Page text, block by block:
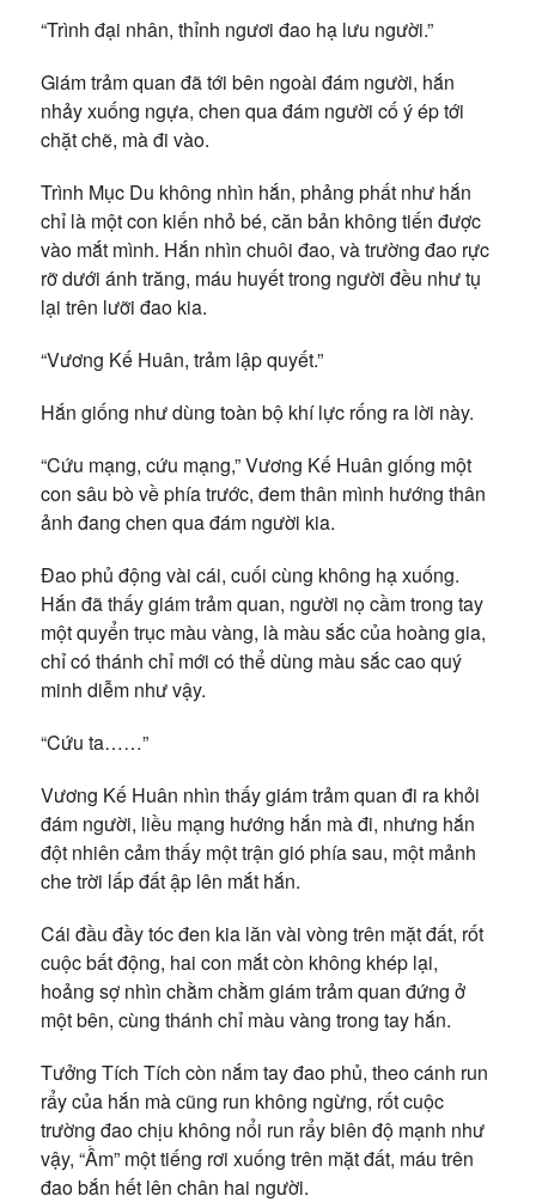
“Trình đại nhân, thỉnh ngươi đao hạ lưu người.”
Giám trảm quan đã tới bên ngoài đám người, hắn
nhảy xuống ngựa, chen qua đám người cố ý ép tới
chặt chẽ, mà đi vào.
Trình Mục Du không nhìn hắn, phảng phất như hắn
chỉ là một con kiến nhỏ bé, căn bản không tiến được
vào mắt mình. Hắn nhìn chuôi đao, và trường đao rực
rỡ dưới ánh trăng, máu huyết trong người đều như tụ
lại trên lưỡi đao kia.
“Vương Kế Huân, trảm lập quyết.”
Hắn giống như dùng toàn bộ khí lực rống ra lời này.
“Cứu mạng, cứu mạng,” Vương Kế Huân giống một
con sâu bò về phía trước, đem thân mình hướng thân
ảnh đang chen qua đám người kia.
Đao phủ động vài cái, cuối cùng không hạ xuống.
Hắn đã thấy giám trảm quan, người nọ cầm trong tay
một quyển trục màu vàng, là màu sắc của hoàng gia,
chỉ có thánh chỉ mới có thể dùng màu sắc cao quý
minh diễm như vậy.
“Cứu ta……”
Vương Kế Huân nhìn thấy giám trảm quan đi ra khỏi
đám người, liều mạng hướng hắn mà đi, nhưng hắn
đột nhiên cảm thấy một trận gió phía sau, một mảnh
che trời lấp đất ập lên mắt hắn.
Cái đầu đầy tóc đen kia lăn vài vòng trên mặt đất, rốt
cuộc bất động, hai con mắt còn không khép lại,
hoảng sợ nhìn chằm chằm giám trảm quan đứng ở
một bên, cùng thánh chỉ màu vàng trong tay hắn.
Tưởng Tích Tích còn nắm tay đao phủ, theo cánh run
rẩy của hắn mà cũng run không ngừng, rốt cuộc
trường đao chịu không nổi run rẩy biên độ mạnh như
vậy, “Ầm” một tiếng rơi xuống trên mặt đất, máu trên
đao bắn hết lên chân hai người.